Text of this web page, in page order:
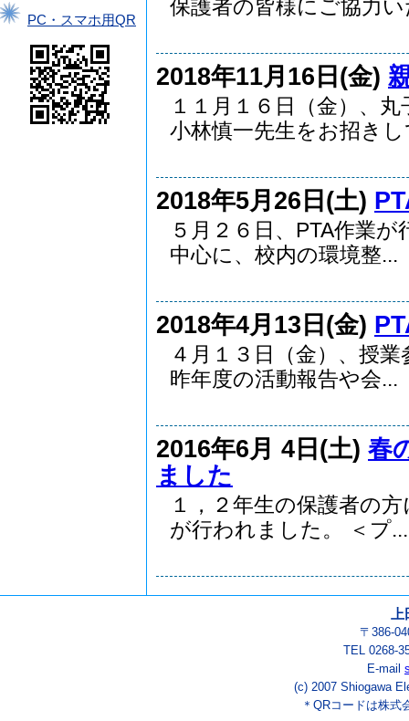
PC・スマホ用QR
保護者の皆様にご協力い
2018年11月16日(金)
１１月１６日（金）、
小林慎一先生をお招きし
2018年5月26日(土)
５月２６日、PTA作業
中心に、校内の環境整...
2018年4月13日(金)
４月１３日（金）、授
昨年度の活動報告や会...
2016年6月 4日(土) 春
ました
１，２年生の保護者の
が行われました。 ＜プ...
〒386-
TEL 0268-
E-mail
(c) 2007 Shiogawa
＊QRコードは株式